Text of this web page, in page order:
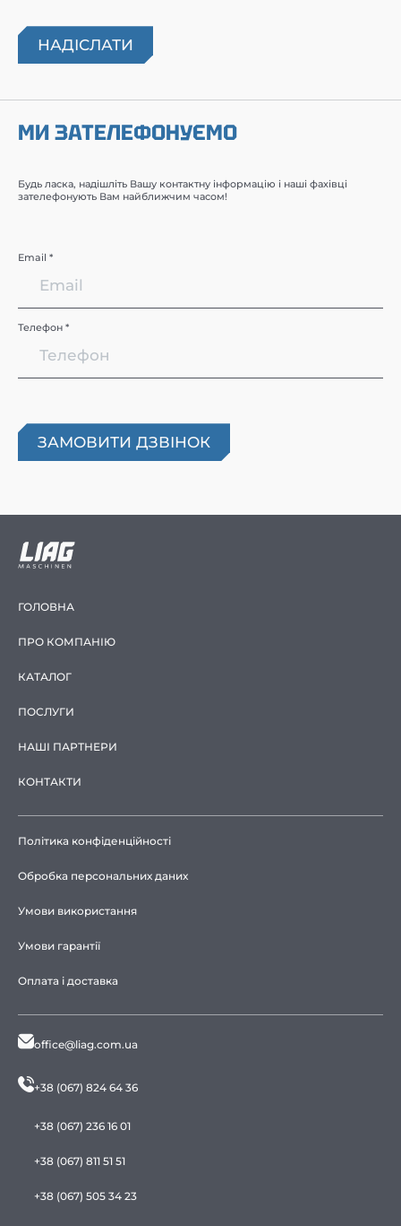
МИ ЗАТЕЛЕФОНУЄМО
Будь ласка, надішліть Вашу контактну інформацію і наші фахівці
зателефонують Вам найближчим часом!
Email *
Телефон *
ГОЛОВНА
ПРО КОМПАНІЮ
КАТАЛОГ
ПОСЛУГИ
НАШІ ПАРТНЕРИ
КОНТАКТИ
Політика конфіденційності
Обробка персональних даних
Умови використання
Умови гарантії
Оплата і доставка
office@liag.com.ua
+38 (067) 824 64 36
+38 (067) 236 16 01
+38 (067) 811 51 51
+38 (067) 505 34 23